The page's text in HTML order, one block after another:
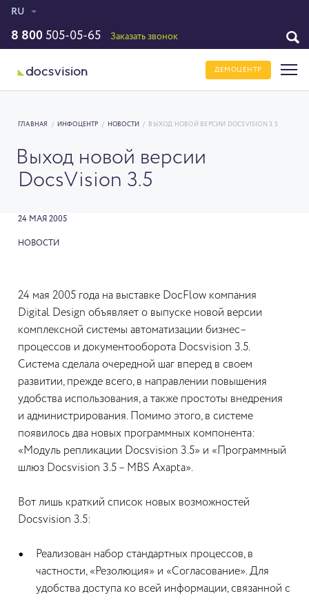
RU
8 800 505-05-65 Заказать звонок
ДЕМОЦЕНТР
ГЛАВНАЯ / ИНФОЦЕНТР / НОВОСТИ / ВЫХОД НОВОЙ ВЕРСИИ DOCSVISION 3.5
Выход новой версии
DocsVision 3.5
24 МАЯ 2005
НОВОСТИ
24 мая 2005 года на выставке DocFlow компания
Digital Design объявляет о выпуске новой версии
комплексной системы автоматизации бизнес–
процессов и документооборота Docsvision 3.5.
Система сделала очередной шаг вперед в своем
развитии, прежде всего, в направлении повышения
удобства использования, а также простоты внедрения
и администрирования. Помимо этого, в системе
появилось два новых программных компонента:
«Модуль репликации Docsvision 3.5» и «Программный
шлюз Docsvision 3.5 – MBS Axapta».
Вот лишь краткий список новых возможностей
Docsvision 3.5:
Реализован набор стандартных процессов, в
частности, «Резолюция» и «Согласование». Для
удобства доступа ко всей информации, связанной с